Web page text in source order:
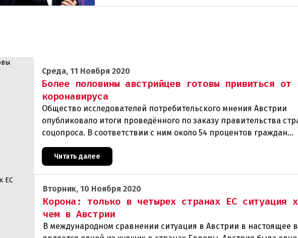
Среда, 11 Ноября 2020
Более половины австрийцев готовы привиться от
коронавируса
Общество исследователей потребительского мнения Австрии
опубликовало итоги проведённого по заказу правительства
соцопроса. В соответствии с ним около 54 процентов граждан
республики хотят добро
Читать далее
Вторник, 10 Ноября 2020
Корона: только в четырех странах ЕС ситуация
чем в Австрии
В международном сравнении ситуация в Австрии в настоящее